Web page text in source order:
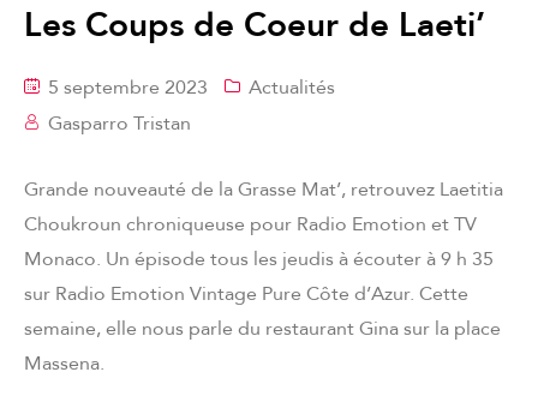
Les Coups de Coeur de Laeti’
5 septembre 2023
Actualités
Gasparro Tristan
Grande nouveauté de la Grasse Mat’, retrouvez Laetitia
Choukroun chroniqueuse pour Radio Emotion et TV
Monaco. Un épisode tous les jeudis à écouter à 9 h 35
sur Radio Emotion Vintage Pure Côte d’Azur. Cette
semaine, elle nous parle du restaurant Gina sur la place
Massena.